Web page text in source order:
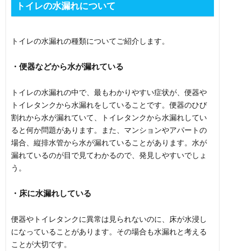
トイレの水漏れについて
トイレの水漏れの種類についてご紹介します。
・便器などから水が漏れている
トイレの水漏れの中で、最もわかりやすい症状が、便器や
トイレタンクから水漏れをしていることです。便器のひび
割れから水が漏れていて、トイレタンクから水漏れしてい
ると何か問題があります。また、マンションやアパートの
場合、縦排水管から水が漏れていることがあります。水が
漏れているのが目で見てわかるので、発見しやすいでしょ
う。
・床に水漏れしている
便器やトイレタンクに異常は見られないのに、床が水浸し
になっていることがあります。その場合も水漏れと考える
ことが大切です。